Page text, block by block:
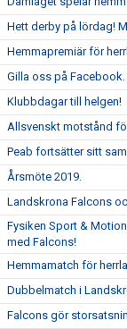
Hett derby på lördag!
Hemmapremiär för
Gilla oss på Facebook.
Klubbdagar till helgen!
Allsvenskt motstånd
Peab fortsätter sitt
Årsmöte 2019.
Landskrona Falcons
Fysiken Sport &
med Falcons!
Hemmamatch för
Dubbelmatch i
Falcons gör